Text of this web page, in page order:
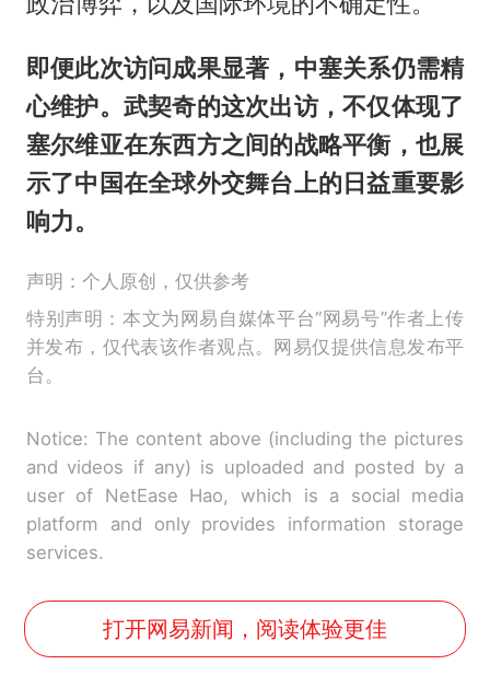
即便此次访问成果显著，中塞关系仍需精
心维护。武契奇的这次出访，不仅体现了
塞尔维亚在东西方之间的战略平衡，也展
示了中国在全球外交舞台上的日益重要影
响力。
声明：个人原创，仅供参考
特别声明：本文为网易自媒体平台“网易号”作者上传
并发布，仅代表该作者观点。网易仅提供信息发布平
台。
Notice: The content above (including the pictures
and videos if any) is uploaded and posted by a
user of NetEase Hao, which is a social media
platform and only provides information storage
services.
打开网易新闻，阅读体验更佳